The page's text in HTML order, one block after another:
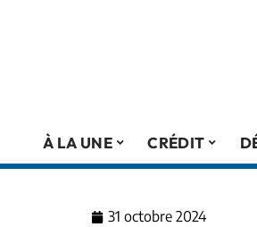
À LA UNE CRÉDIT
31 octobre 2024